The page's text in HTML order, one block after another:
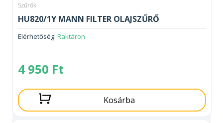
Szűrők
HU820/1Y MANN FILTER OLAJSZŰRŐ
Elérhetőség: Raktáron
4 950 Ft
Kosárba